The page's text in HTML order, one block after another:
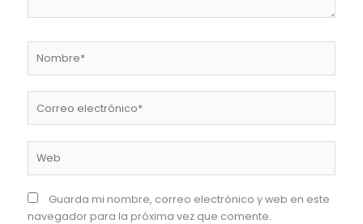
electrónico*
Guarda mi nombre, correo electrónico y web en este
navegador para la próxima vez que comente.